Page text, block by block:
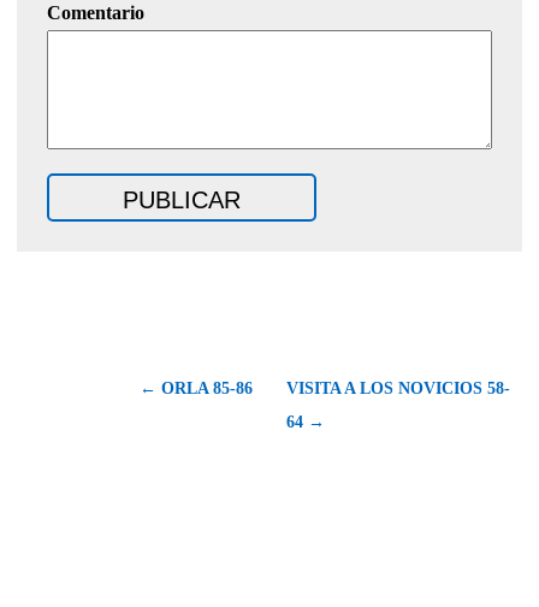
Comentario
← ORLA 85-86
VISITA A LOS NOVICIOS 58-
64 →